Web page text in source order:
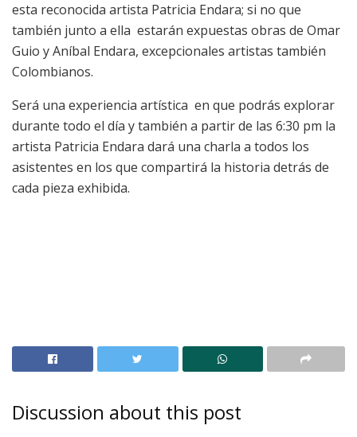
esta reconocida artista Patricia Endara; si no que
también junto a ella estarán expuestas obras de Omar
Guio y Aníbal Endara, excepcionales artistas también
Colombianos.
Será una experiencia artística en que podrás explorar
durante todo el día y también a partir de las 6:30 pm la
artista Patricia Endara dará una charla a todos los
asistentes en los que compartirá la historia detrás de
cada pieza exhibida.
Discussion about this post